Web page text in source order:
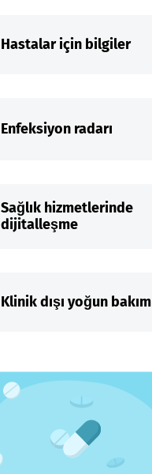
Hastalar için bilgiler
Enfeksiyon radarı
Sağlık hizmetlerinde
dijitalleşme
Klinik dışı yoğun bakım